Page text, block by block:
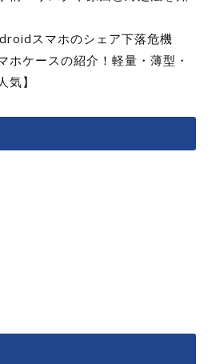
スマホのシェア下落危機
ホケースの紹介！軽量・薄型・
気】